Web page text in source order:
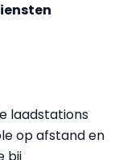
laadstations
op afstand en